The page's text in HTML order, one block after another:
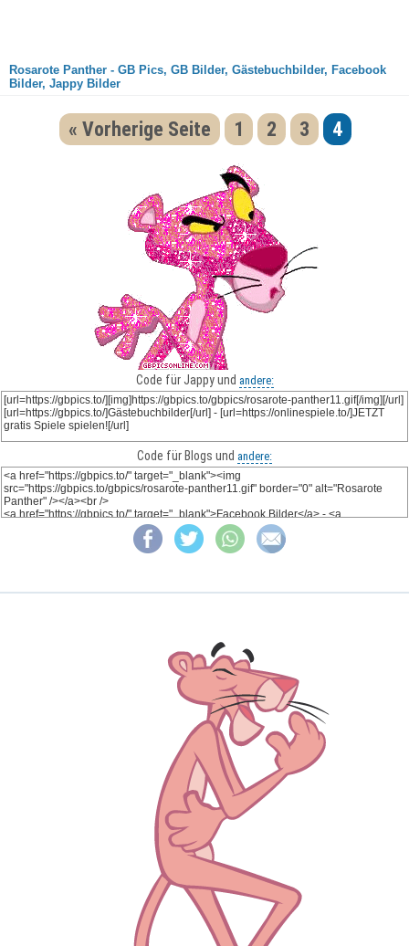
Rosarote Panther - GB Pics, GB Bilder, Gästebuchbilder, Facebook
Bilder, Jappy Bilder
« Vorherige Seite 1 2 3 4
Code für Jappy und andere:
Code für Blogs und andere: